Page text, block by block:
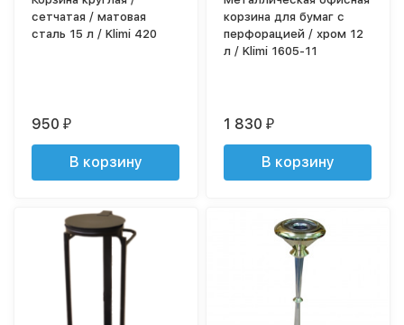
сетчатая / матовая
сталь 15 л / Klimi 420
950₽
В корзину
корзина для бумаг с
перфорацией / хром 12
л / Klimi 1605-11
1 830₽
В корзину